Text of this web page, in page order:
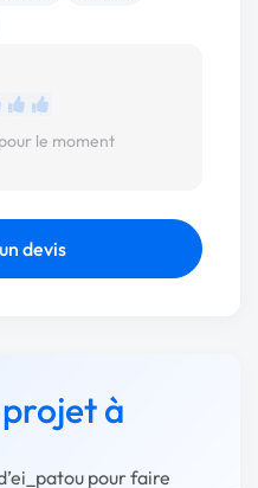
le moment
devis
à
pour faire